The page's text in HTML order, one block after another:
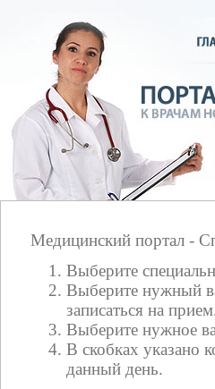
Медицинский портал -
Выберите
Выберите нужный
записаться на
Выберите нужное
В скобках указано
данный день.